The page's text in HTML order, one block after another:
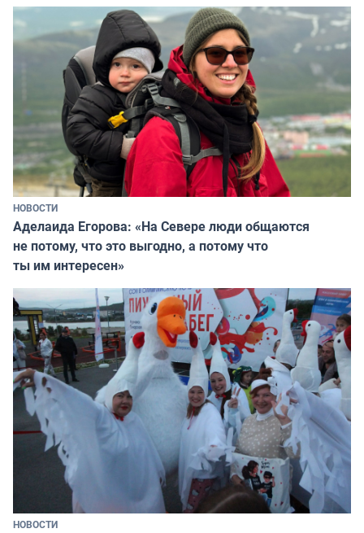
НОВОСТИ
Аделаида Егорова: «На Севере люди общаются
не потому, что это выгодно, а потому что
ты им интересен»
НОВОСТИ